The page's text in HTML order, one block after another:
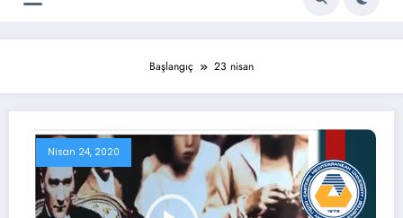
Başlangıç 23 nisan
Nisan 24, 2020